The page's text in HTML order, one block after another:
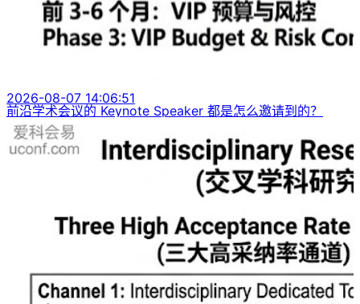
2026-08-07 14:06:51
前沿学术会议的 Keynote Speaker 都是怎么邀请到的？